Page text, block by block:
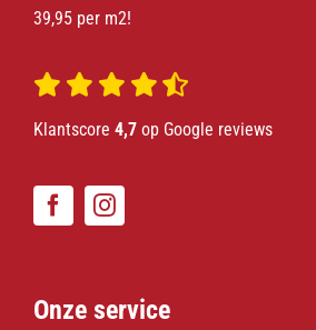
39,95 per m2!
Klantscore 4,7op Google reviews
Onze service